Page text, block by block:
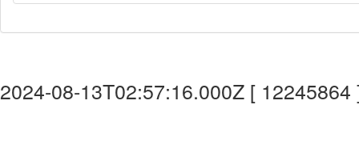
2024-08-13T02:57:16.000Z [ 12245864